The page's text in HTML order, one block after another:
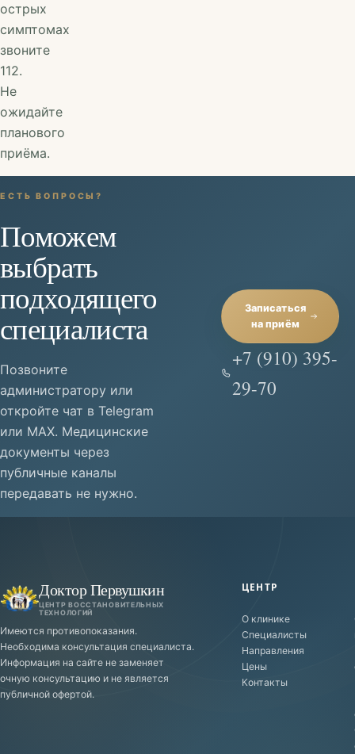
острых
симптомах
звоните
112.
Не
ожидайте
планового
приёма.
ЕСТЬ ВОПРОСЫ?
Поможем
выбрать
подходящего
специалиста
Позвоните
администратору или
откройте чат в Telegram
или MAX. Медицинские
документы через
публичные каналы
передавать не нужно.
Записаться
на приём
+7 (910) 395-
29-70
Доктор Первушкин
ЦЕНТР ВОССТАНОВИТЕЛЬНЫХ
ТЕХНОЛОГИЙ
Имеются противопоказания.
Необходима консультация специалиста.
Информация на сайте не заменяет
очную консультацию и не является
публичной офертой.
ЦЕНТР
О клинике
Специалисты
Направления
Цены
Контакты